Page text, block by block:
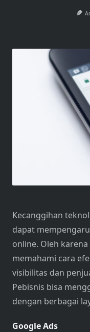
Kecanggihan
dapat
online. Oleh
memahami cara
visibilitas dan
Pebisnis bisa
dengan berbagai
Google Ads